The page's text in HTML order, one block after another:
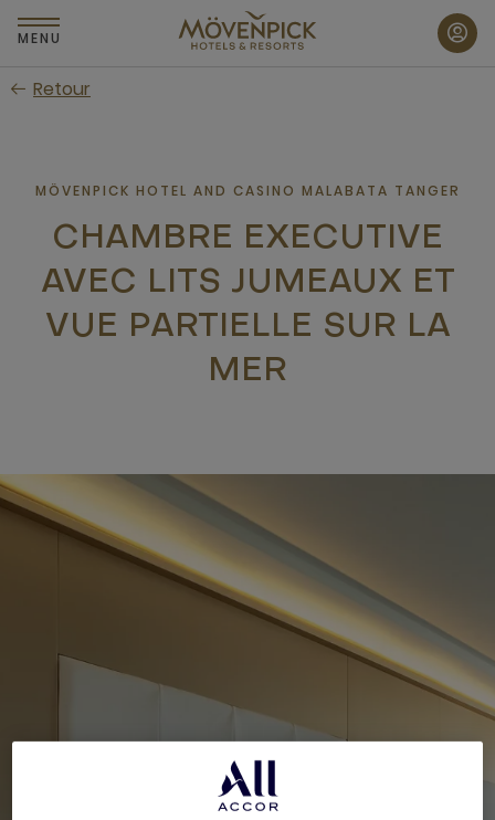
Passer
au
principal
MENU
Retour
MÖVENPICK HOTEL AND CASINO MALABATA TANGER
CHAMBRE EXECUTIVE
AVEC LITS JUMEAUX ET
VUE PARTIELLE SUR LA
MER